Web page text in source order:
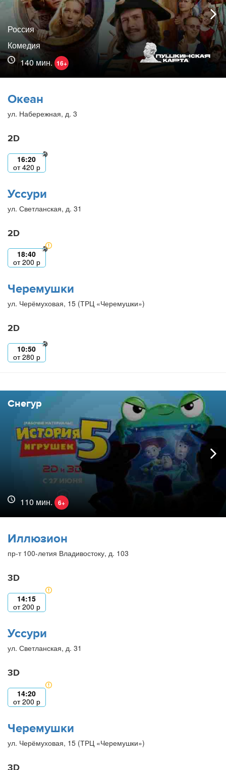
Россия
Комедия
140 мин. 16+
Океан
ул. Набережная, д. 3
2D
16:20
от420 р
Уссури
ул. Светланская, д. 31
2D
18:40
от200 р
Черемушки
ул. Черёмуховая, 15 (ТРЦ «Черемушки»)
2D
10:50
от280 р
Снегур
110 мин. 6+
Иллюзион
пр-т 100-летия Владивостоку, д. 103
3D
14:15
от200 р
Уссури
ул. Светланская, д. 31
3D
14:20
от200 р
Черемушки
ул. Черёмуховая, 15 (ТРЦ «Черемушки»)
3D